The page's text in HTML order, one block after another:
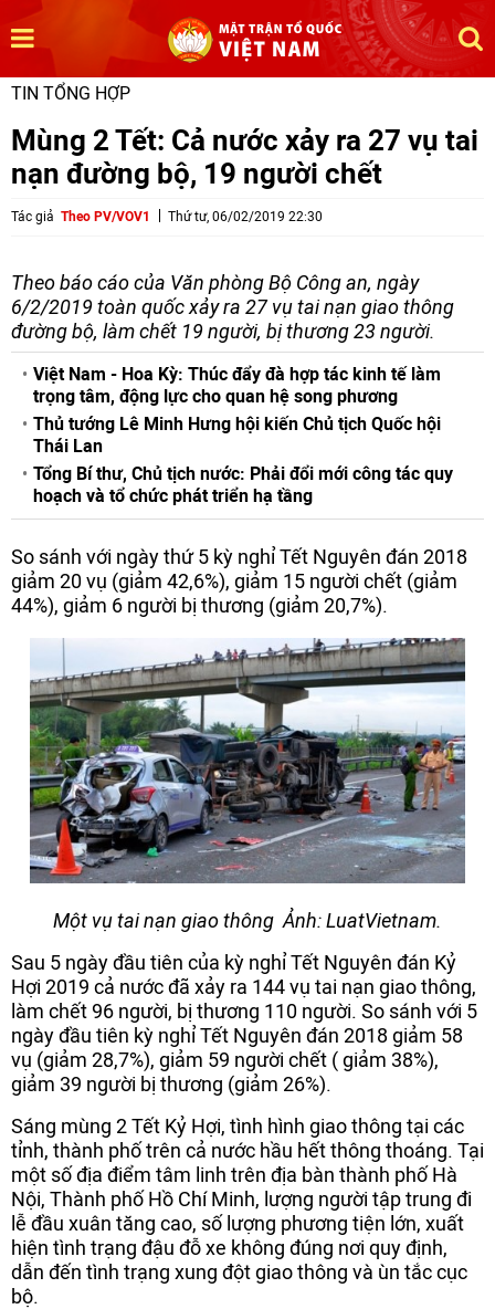
TIN TỔNG HỢP
Mùng 2 Tết: Cả nước xảy ra 27 vụ tai
nạn đường bộ, 19 người chết
Tác giả Theo PV/VOV1 Thứ tư, 06/02/2019 22:30
Theo báo cáo của Văn phòng Bộ Công an, ngày
6/2/2019 toàn quốc xảy ra 27 vụ tai nạn giao thông
đường bộ, làm chết 19 người, bị thương 23 người.
Việt Nam - Hoa Kỳ: Thúc đẩy đà hợp tác kinh tế làm
trọng tâm, động lực cho quan hệ song phương
Thủ tướng Lê Minh Hưng hội kiến Chủ tịch Quốc hội
Thái Lan
Tổng Bí thư, Chủ tịch nước: Phải đổi mới công tác quy
hoạch và tổ chức phát triển hạ tầng
So sánh với ngày thứ 5 kỳ nghỉ Tết Nguyên đán 2018
giảm 20 vụ (giảm 42,6%), giảm 15 người chết (giảm
44%), giảm 6 người bị thương (giảm 20,7%).
Một vụ tai nạn giao thông Ảnh: LuatVietnam.
Sau 5 ngày đầu tiên của kỳ nghỉ Tết Nguyên đán Kỷ
Hợi 2019 cả nước đã xảy ra 144 vụ tai nạn giao thông,
làm chết 96 người, bị thương 110 người. So sánh với 5
ngày đầu tiên kỳ nghỉ Tết Nguyên đán 2018 giảm 58
vụ (giảm 28,7%), giảm 59 người chết ( giảm 38%),
giảm 39 người bị thương (giảm 26%).
Sáng mùng 2 Tết Kỷ Hợi, tình hình giao thông tại các
tỉnh, thành phố trên cả nước hầu hết thông thoáng. Tại
một số địa điểm tâm linh trên địa bàn thành phố Hà
Nội, Thành phố Hồ Chí Minh, lượng người tập trung đi
lễ đầu xuân tăng cao, số lượng phương tiện lớn, xuất
hiện tình trạng đậu đỗ xe không đúng nơi quy định,
dẫn đến tình trạng xung đột giao thông và ùn tắc cục
bộ.